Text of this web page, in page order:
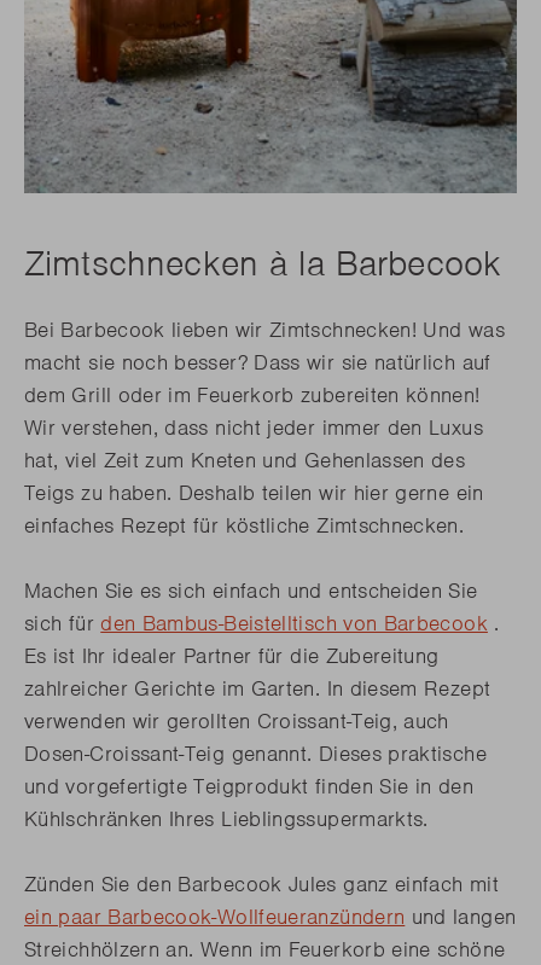
Zimtschnecken à la Barbecook
Bei Barbecook lieben wir Zimtschnecken! Und was
macht sie noch besser? Dass wir sie natürlich auf
dem Grill oder im Feuerkorb zubereiten können!
Wir verstehen, dass nicht jeder immer den Luxus
hat, viel Zeit zum Kneten und Gehenlassen des
Teigs zu haben. Deshalb teilen wir hier gerne ein
einfaches Rezept für köstliche Zimtschnecken.
Machen Sie es sich einfach und entscheiden Sie
sich für den Bambus-Beistelltisch von Barbecook .
Es ist Ihr idealer Partner für die Zubereitung
zahlreicher Gerichte im Garten. In diesem Rezept
verwenden wir gerollten Croissant-Teig, auch
Dosen-Croissant-Teig genannt. Dieses praktische
und vorgefertigte Teigprodukt finden Sie in den
Kühlschränken Ihres Lieblingssupermarkts.
Zünden Sie den Barbecook Jules ganz einfach mit
ein paar Barbecook-Wollfeueranzündern und langen
Streichhölzern an. Wenn im Feuerkorb eine schöne